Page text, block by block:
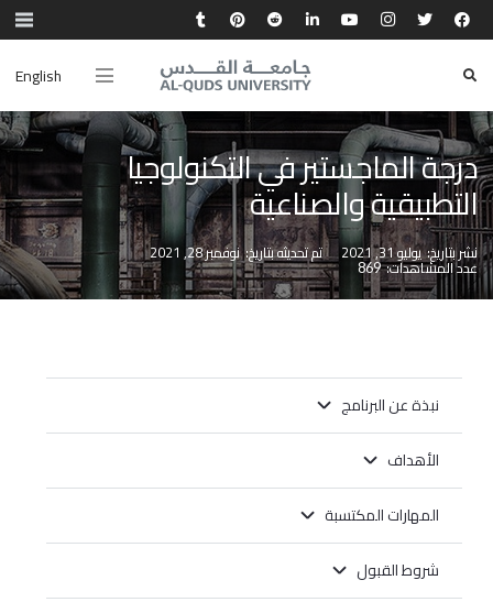
English
درجة الماجستير في التكنولوجيا
التطبيقية والصناعية
نشر بتاريخ: يوليو 31, 2021 تم تحديثه بتاريخ: نوفمبر 28, 2021
عدد المشاهدات: 869
نبذة عن البرنامج
الأهداف
المهارات المكتسبة
شروط القبول